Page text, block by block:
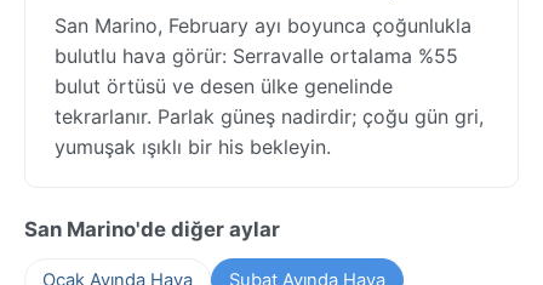
San Marino, February ayı boyunca çoğunlukla
bulutlu hava görür: Serravalle ortalama %55
bulut örtüsü ve desen ülke genelinde
tekrarlanır. Parlak güneş nadirdir; çoğu gün gri,
yumuşak ışıklı bir his bekleyin.
San Marino'de diğer aylar
Ocak Ayında Hava
Şubat Ayında Hava